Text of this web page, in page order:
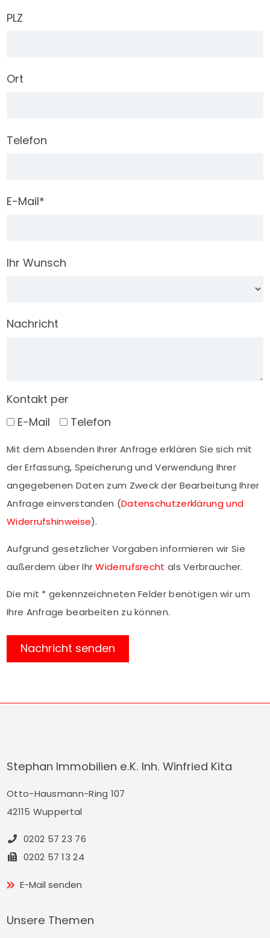
PLZ
Ort
Telefon
E-Mail*
Ihr Wunsch
Nachricht
Kontakt per
E-Mail
Telefon
Mit dem Absenden Ihrer Anfrage erklären Sie sich mit
der Erfassung, Speicherung und Verwendung Ihrer
angegebenen Daten zum Zweck der Bearbeitung Ihrer
Anfrage einverstanden (Datenschutzerklärung und
Widerrufshinweise).
Aufgrund gesetzlicher Vorgaben informieren wir Sie
außerdem über IhrWiderrufsrecht als Verbraucher.
Die mit * gekennzeichneten Felder benötigen wir um
Ihre Anfrage bearbeiten zu können.
Stephan Immobilien e.K. Inh. Winfried Kita
Otto-Hausmann-Ring 107
42115 Wuppertal
0202 57 23 76
0202 57 13 24
E-Mail senden
Unsere Themen